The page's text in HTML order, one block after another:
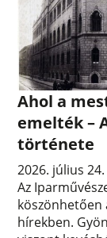
Ahol a
emelték –
története
2026. július
Az
köszönhetően
hírekben.